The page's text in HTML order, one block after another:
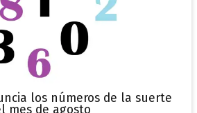
los números de la suerte